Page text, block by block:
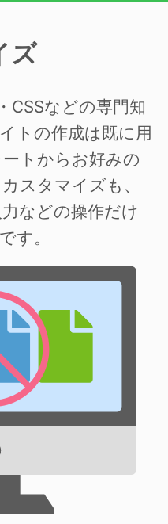
ズ
CSSなどの専門知
トの作成は既に用
トからお好みの
スタマイズも、
などの操作だけ
す。